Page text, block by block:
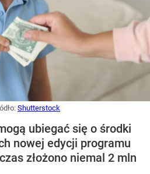
Shutterstock
ubiegać się o środki
nowej edycji programu
złożono niemal 2 mln